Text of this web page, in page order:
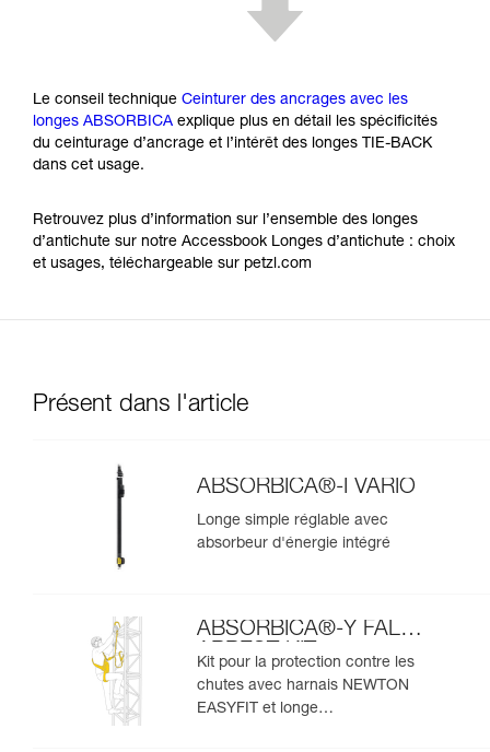
Le conseil technique Ceinturer des ancrages avec les
longes ABSORBICA explique plus en détail les spécificités
du ceinturage d’ancrage et l’intérêt des longes TIE-BACK
dans cet usage.
Retrouvez plus d’information sur l’ensemble des longes
d’antichute sur notre Accessbook Longes d’antichute : choix
et usages, téléchargeable sur petzl.com
Présent dans l'article
ABSORBICA®-I VARIO
Longe simple réglable avec
absorbeur d'énergie intégré
ABSORBICA®-Y FALL
ARREST KIT
Kit pour la protection contre les
chutes avec harnais NEWTON
EASYFIT et longe